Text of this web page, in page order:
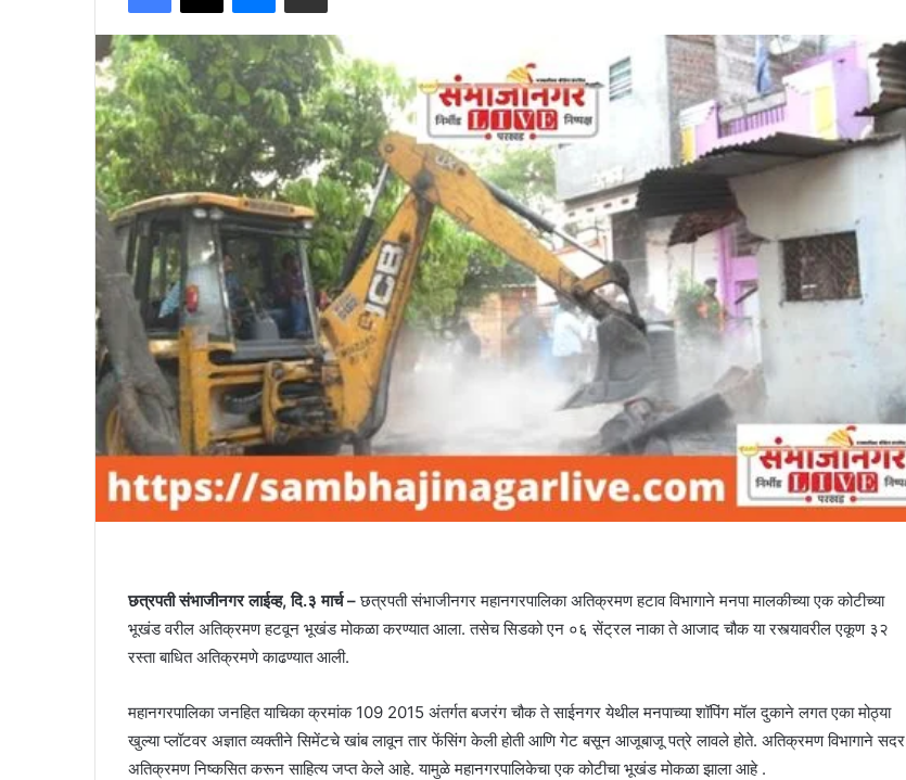
छत्रपती संभाजीनगर लाईव्ह, दि.३ मार्च –छत्रपती संभाजीनगर महानगरपालिका अतिक्रमण हटाव विभागाने मनपा मालकीच्या एक कोटीच्या
भूखंड वरील अतिक्रमण हटवून भूखंड मोकळा करण्यात आला. तसेच सिडको एन ०६ सेंट्रल नाका ते आजाद चौक या रस्त्यावरील एकूण ३२
रस्ता बाधित अतिक्रमणे काढण्यात आली.
महानगरपालिका जनहित याचिका क्रमांक 109 2015 अंतर्गत बजरंग चौक ते साईनगर येथील मनपाच्या शॉपिंग मॉल दुकाने लगत एका मोठ्या
खुल्या प्लॉटवर अज्ञात व्यक्तीने सिमेंटचे खांब लावून तार फेंसिंग केली होती आणि गेट बसून आजूबाजू पत्रे लावले होते. अतिक्रमण विभागाने सदर
अतिक्रमण निष्कसित करून साहित्य जप्त केले आहे. यामुळे महानगरपालिकेचा एक कोटीचा भूखंड मोकळा झाला आहे .